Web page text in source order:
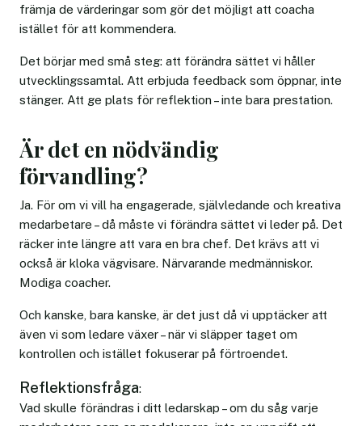
främja de värderingar som gör det möjligt att coacha
istället för att kommendera.
Det börjar med små steg: att förändra sättet vi håller
utvecklingssamtal. Att erbjuda feedback som öppnar, inte
stänger. Att ge plats för reflektion – inte bara prestation.
Är det en nödvändig
förvandling?
Ja. För om vi vill ha engagerade, självledande och kreativa
medarbetare – då måste vi förändra sättet vi leder på. Det
räcker inte längre att vara en bra chef. Det krävs att vi
också är kloka vägvisare. Närvarande medmänniskor.
Modiga coacher.
Och kanske, bara kanske, är det just då vi upptäcker att
även vi som ledare växer – när vi släpper taget om
kontrollen och istället fokuserar på förtroendet.
Reflektionsfråga:
Vad skulle förändras i ditt ledarskap – om du såg varje